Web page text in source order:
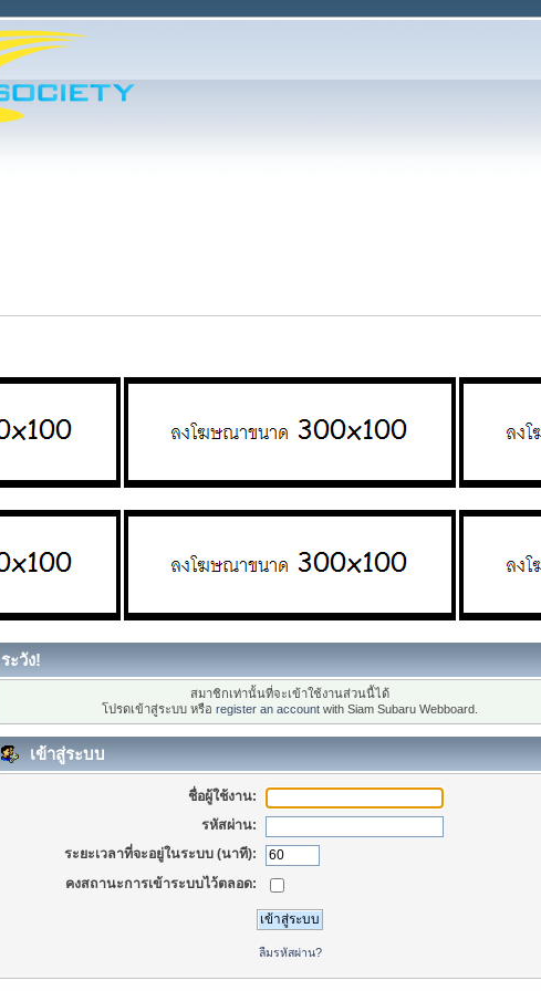
ระวัง!
สมาชิกเท่านั้นที่จะเข้าใช้งานส่วนนี้ได้
โปรดเข้าสู่ระบบ หรือ register an account with Siam Subaru Webboard.
เข้าสู่ระบบ
ชื่อผู้ใช้งาน:
รหัสผ่าน:
ระยะเวลาที่จะอยู่ในระบบ (นาที):
คงสถานะการเข้าระบบไว้ตลอด:
ลืมรหัสผ่าน?